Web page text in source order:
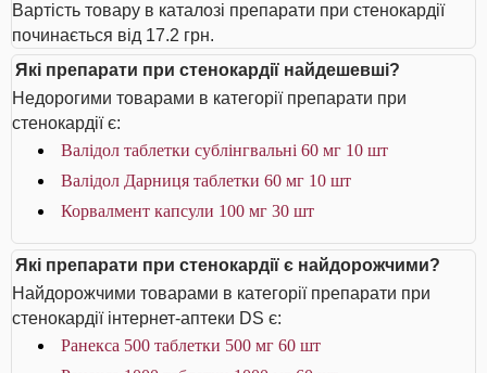
Вартість товару в каталозі препарати при стенокардії
починається від 17.2 грн.
Які препарати при стенокардії найдешевші?
Недорогими товарами в категорії препарати при
стенокардії є:
Валідол таблетки сублінгвальні 60 мг 10 шт
Валідол Дарниця таблетки 60 мг 10 шт
Корвалмент капсули 100 мг 30 шт
Які препарати при стенокардії є найдорожчими?
Найдорожчими товарами в категорії препарати при
стенокардії інтернет-аптеки DS є:
Ранекса 500 таблетки 500 мг 60 шт